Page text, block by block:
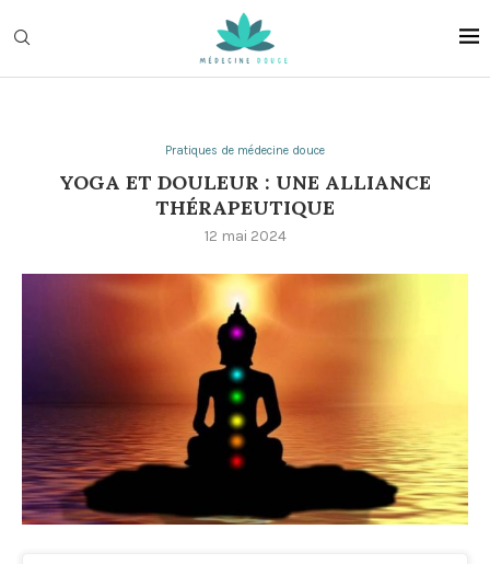
Pratiques de médecine douce
YOGA ET DOULEUR : UNE ALLIANCE
THÉRAPEUTIQUE
12 mai 2024